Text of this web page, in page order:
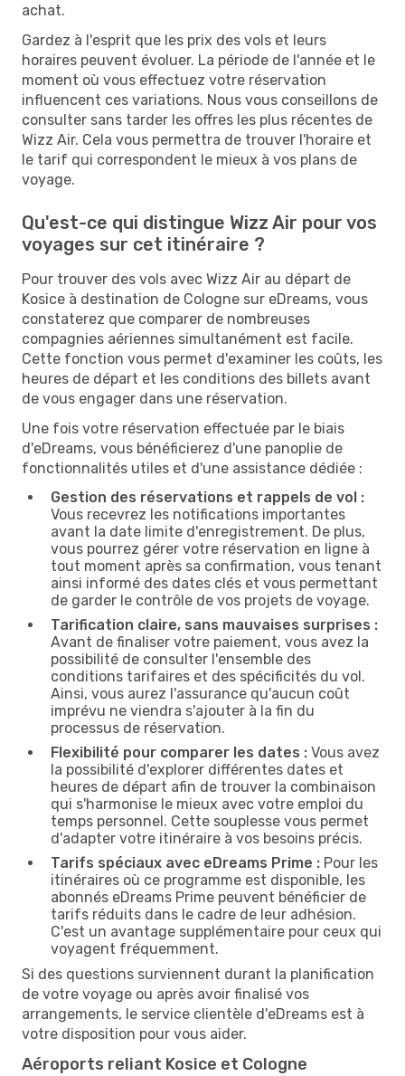
achat.
Gardez à l'esprit que les prix des vols et leurs
horaires peuvent évoluer. La période de l'année et le
moment où vous effectuez votre réservation
influencent ces variations. Nous vous conseillons de
consulter sans tarder les offres les plus récentes de
Wizz Air. Cela vous permettra de trouver l'horaire et
le tarif qui correspondent le mieux à vos plans de
voyage.
Qu'est-ce qui distingue Wizz Air pour vos
voyages sur cet itinéraire ?
Pour trouver des vols avec Wizz Air au départ de
Kosice à destination de Cologne sur eDreams, vous
constaterez que comparer de nombreuses
compagnies aériennes simultanément est facile.
Cette fonction vous permet d'examiner les coûts, les
heures de départ et les conditions des billets avant
de vous engager dans une réservation.
Une fois votre réservation effectuée par le biais
d'eDreams, vous bénéficierez d'une panoplie de
fonctionnalités utiles et d'une assistance dédiée :
Gestion des réservations et rappels de vol :
Vous recevrez les notifications importantes
avant la date limite d'enregistrement. De plus,
vous pourrez gérer votre réservation en ligne à
tout moment après sa confirmation, vous tenant
ainsi informé des dates clés et vous permettant
de garder le contrôle de vos projets de voyage.
Tarification claire, sans mauvaises surprises :
Avant de finaliser votre paiement, vous avez la
possibilité de consulter l'ensemble des
conditions tarifaires et des spécificités du vol.
Ainsi, vous aurez l'assurance qu'aucun coût
imprévu ne viendra s'ajouter à la fin du
processus de réservation.
Flexibilité pour comparer les dates : Vous avez
la possibilité d'explorer différentes dates et
heures de départ afin de trouver la combinaison
qui s'harmonise le mieux avec votre emploi du
temps personnel. Cette souplesse vous permet
d'adapter votre itinéraire à vos besoins précis.
Tarifs spéciaux avec eDreams Prime : Pour les
itinéraires où ce programme est disponible, les
abonnés eDreams Prime peuvent bénéficier de
tarifs réduits dans le cadre de leur adhésion.
C'est un avantage supplémentaire pour ceux qui
voyagent fréquemment.
Si des questions surviennent durant la planification
de votre voyage ou après avoir finalisé vos
arrangements, le service clientèle d'eDreams est à
votre disposition pour vous aider.
Aéroports reliant Kosice et Cologne